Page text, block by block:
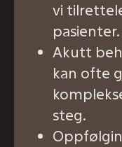
vi
pasienter.
Akutt
kan ofte
steg.